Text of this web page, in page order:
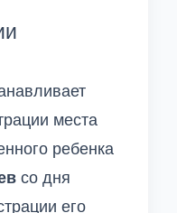
места
ребенка
со дня
его